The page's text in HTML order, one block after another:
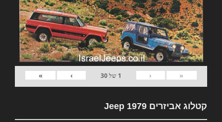
«
‹
1 של30
›
»
קטלוג אביזרים 1979 Jeep